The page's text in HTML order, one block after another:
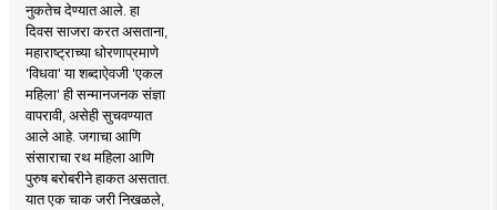
नुकतेच देण्यात आले. हा
दिवस साजरा करत असताना,
महाराष्ट्राच्या धोरणाप्रमाणे
'विधवा' या शब्दाऐवजी 'एकल
महिला' ही सन्मानजनक संज्ञा
वापरावी, असेही सुचवण्यात
आले आहे. जगाचा आणि
संसाराचा रथ महिला आणि
पुरुष बरोबरीने हाकत असतात.
यात एक चाक जरी निखळले,